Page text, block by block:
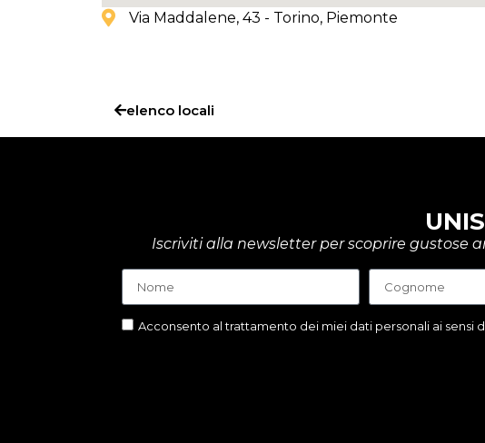
Via Maddalene, 43 - Torino, Piemonte
elenco locali
Iscriviti alla newsletter per scoprire gustose
Acconsento al trattamento dei miei dati personali ai sensi